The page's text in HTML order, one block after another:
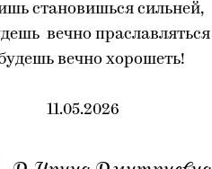
становишься сильней,
вечно праславляться
вечно хорошеть!
11.05.2026